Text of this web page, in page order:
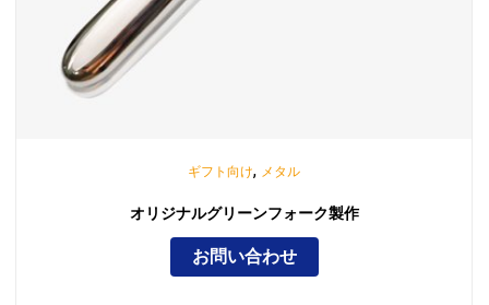
ギフト向け, メタル
オリジナルグリーンフォーク製作
お問い合わせ